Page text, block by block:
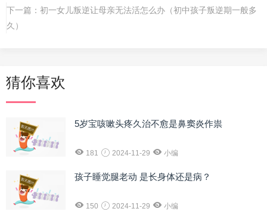
下一篇： 初一女儿叛逆让母亲无法活怎么办（初中孩子叛逆期一般多
久）
猜你喜欢
5岁宝咳嗽头疼久治不愈是鼻窦炎作祟
181 2024-11-29 小编
孩子睡觉腿老动 是长身体还是病？
150 2024-11-29 小编